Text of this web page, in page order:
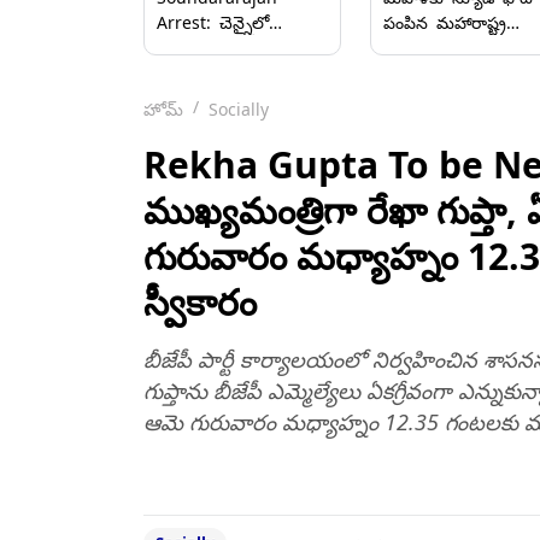
Arrest: చెన్నైలో
అరెస్ట్, NEPపై అనుమతి
లేకుండా ప్రజా సంతకాల
ప్రచారాన్ని
నిర్వహించినందుకు
అదుపులోకి తీసుకున్న
పోలీసులు
పంపిన మహారాష్ట్ర
గోర్
హోమ్ Socially
Rekha Gupta To be
ముఖ్యమంత్రిగా రేఖా గుప్తా,
గురువారం మధ్యాహ్నం
స్వీకారం
బీజేపీ పార్టీ కార్యాలయంలో నిర్వహించిన
గుప్తాను బీజేపీ ఎమ్మెల్యేలు ఏకగ్రీవంగా
ఆమె గురువారం మధ్యాహ్నం 12.35